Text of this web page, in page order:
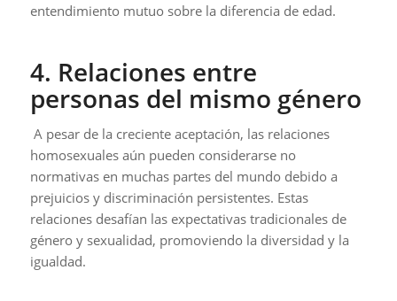
entendimiento mutuo sobre la diferencia de edad.
4. Relaciones entre
personas del mismo género
A pesar de la creciente aceptación, las relaciones
homosexuales aún pueden considerarse no
normativas en muchas partes del mundo debido a
prejuicios y discriminación persistentes. Estas
relaciones desafían las expectativas tradicionales de
género y sexualidad, promoviendo la diversidad y la
igualdad.